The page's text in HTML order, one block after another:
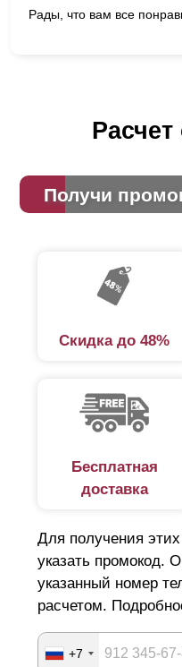
Рады, что вам все
Получи
Скидка до 48%
Бесплатная
доставка
Для получения
указать промокод.
указанный номер
расчетом.
+7